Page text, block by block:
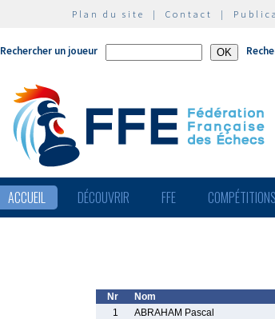
Plan du site | Contact |
Rechercher un joueur
ACCUEIL DÉCOUVRIR FFE COMPÉTITIONS
Nr Nom
1
ABRAHAM Pascal